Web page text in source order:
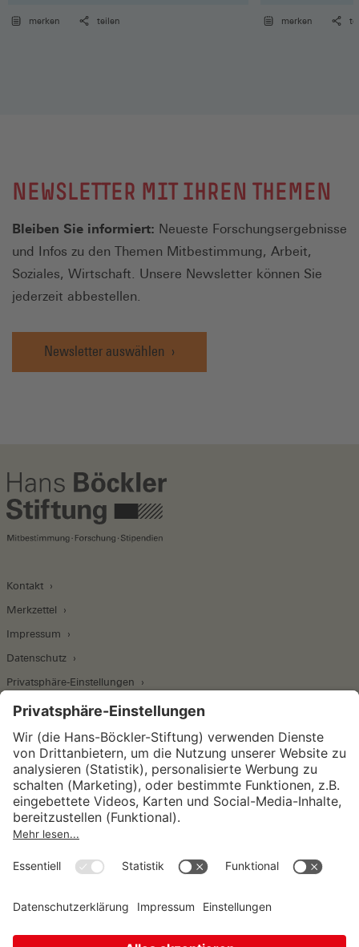
merken teilen
merken
NEWSLETTER MIT IHREN THEMEN
Bleiben Sie informiert: Neueste Forschungsergebnisse
und Infos zu den Themen Mitbestimmung, Arbeit,
Soziales, Wirtschaft. Unsere Newsletter können Sie
jederzeit abbestellen.
Newsletter auswählen
Kontakt
Merkzettel
Impressum
Datenschutz
Privatsphäre-Einstellungen
Wirtschafts- und Sozialwissenschaftliches Institut
Institut für Makroökonomie und
Konjunkturforschung
Unternehmensführung